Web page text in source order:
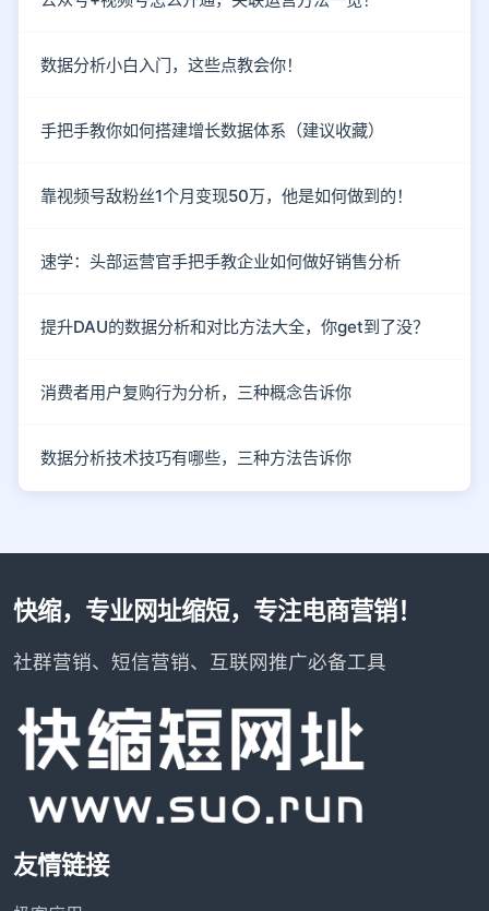
数据分析小白入门，这些点教会你！
手把手教你如何搭建增长数据体系（建议收藏）
靠视频号敌粉丝1个月变现50万，他是如何做到的！
速学：头部运营官手把手教企业如何做好销售分析
提升DAU的数据分析和对比方法大全，你get到了没？
消费者用户复购行为分析，三种概念告诉你
数据分析技术技巧有哪些，三种方法告诉你
快缩，专业网址缩短，专注电商营销！
社群营销、短信营销、互联网推广必备工具
友情链接